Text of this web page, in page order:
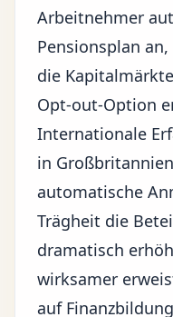
Arbeitnehmer
Pensionsplan
die
Opt-out-Option
Internationale
in
automatische
Trägheit die
dramatisch
wirksamer
auf